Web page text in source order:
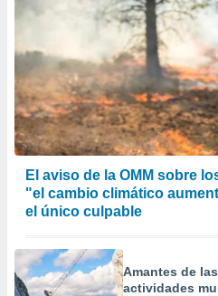
El aviso de la OMM sobre
"el cambio climático
el único culpable
Amantes de
actividades